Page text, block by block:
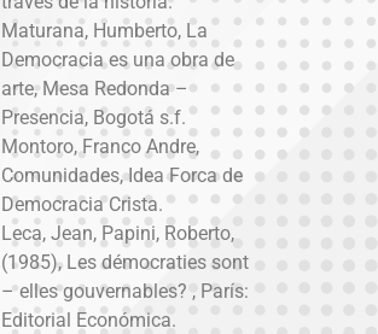
Maturana, Humberto, La
Democracia es una obra de
arte, Mesa Redonda –
Presencia, Bogotá s.f.
Montoro, Franco Andre,
Comunidades, Idea Forca de
Democracia Crista.
Leca, Jean, Papini, Roberto,
(1985), Les démocraties sont
– elles gouvernables? , París:
Editorial Económica.